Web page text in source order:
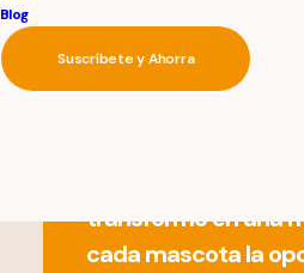
Blog
Suscríbete y Ahorra
que recuperó su
al amor y a la
transformó en una
cada mascota la